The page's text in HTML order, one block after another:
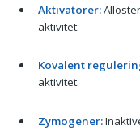
Aktivatorer:
aktivitet.
Kovalent
aktivitet.
Zymogener: